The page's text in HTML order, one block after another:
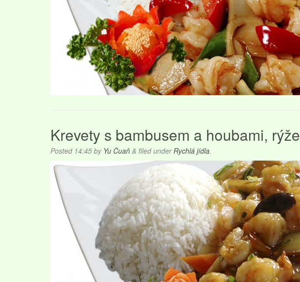
Krevety s bambusem a houbami, rýže
Posted 14:45 by Yu Čuaň & filed underRychlá jídla.